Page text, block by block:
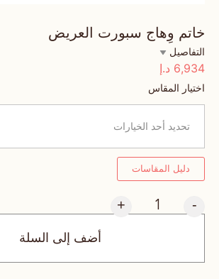
خاتم وِهاج سبورت العريض
التفاصيل
6,934 د.إ
اختيار المقاس
دليل المقاسات
-
+
أضف إلى السلة